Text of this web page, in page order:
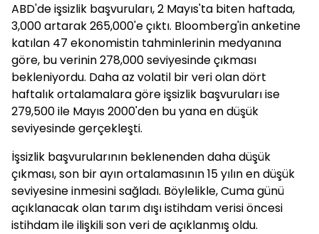
ABD'de işsizlik başvuruları, 2 Mayıs'ta biten haftada,
3,000 artarak 265,000'e çıktı. Bloomberg'in anketine
katılan 47 ekonomistin tahminlerinin medyanına
göre, bu verinin 278,000 seviyesinde çıkması
bekleniyordu. Daha az volatil bir veri olan dört
haftalık ortalamalara göre işsizlik başvuruları ise
279,500 ile Mayıs 2000'den bu yana en düşük
seviyesinde gerçekleşti.
İşsizlik başvurularının beklenenden daha düşük
çıkması, son bir ayın ortalamasının 15 yılın en düşük
seviyesine inmesini sağladı. Böylelikle, Cuma günü
açıklanacak olan tarım dışı istihdam verisi öncesi
istihdam ile ilişkili son veri de açıklanmış oldu.